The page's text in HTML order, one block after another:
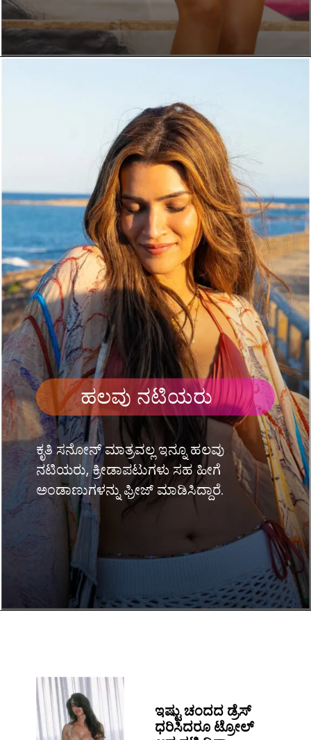
ಕೃತಿ ಸನೋನ್ ಮಾತ್ರವಲ್ಲ ಇನ್ನೂ ಹಲವು
ನಟಿಯರು, ಕ್ರೀಡಾಪಟುಗಳು ಸಹ ಹೀಗೆ
ಅಂಡಾಣುಗಳನ್ನು ಫ್ರೀಜ್ ಮಾಡಿಸಿದ್ದಾರೆ.
ಹಲವು ನಟಿಯರು
ಇಷ್ಟು ಚಂದದ ಡ್ರೆಸ್
ಧರಿಸಿದರೂ ಟ್ರೋಲ್